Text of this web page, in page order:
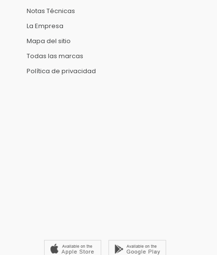
Notas Técnicas
La Empresa
Mapa del sitio
Todas las marcas
Política de privacidad